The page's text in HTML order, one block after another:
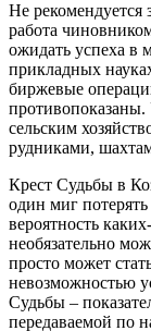
Не рекомендуется
работа
ожидать успеха в
прикладных
биржевые
противопоказаны.
сельским
рудниками,
Крест Судьбы в
один миг
вероятность
необязательно
просто может
невозможностью
Судьбы –
передаваемой по